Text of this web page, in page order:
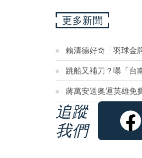
更多新聞
賴清德好奇「羽球
跳船又補刀？曝「
蔣萬安送奧運英雄免
追蹤
我們